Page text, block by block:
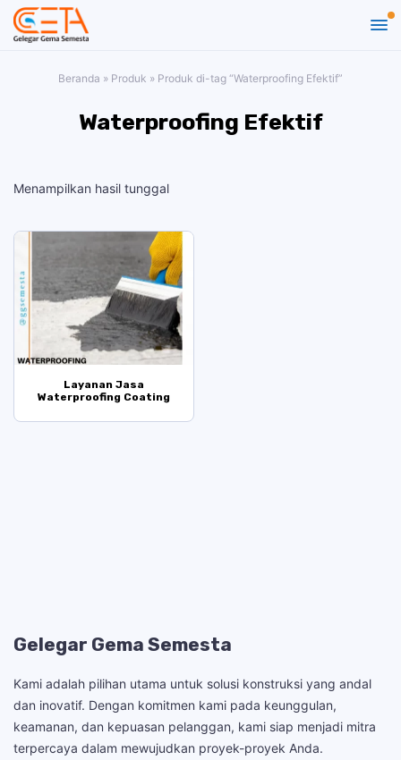
Beranda » Produk » Produk di-tag “Waterproofing Efektif”
Waterproofing Efektif
Menampilkan hasil tunggal
Layanan Jasa
Waterproofing Coating
Gelegar Gema Semesta
Kami adalah pilihan utama untuk solusi konstruksi yang andal
dan inovatif. Dengan komitmen kami pada keunggulan,
keamanan, dan kepuasan pelanggan, kami siap menjadi mitra
terpercaya dalam mewujudkan proyek-proyek Anda.